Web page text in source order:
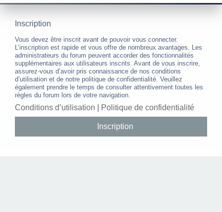
Inscription
Vous devez être inscrit avant de pouvoir vous connecter.
L’inscription est rapide et vous offre de nombreux avantages. Les
administrateurs du forum peuvent accorder des fonctionnalités
supplémentaires aux utilisateurs inscrits. Avant de vous inscrire,
assurez-vous d’avoir pris connaissance de nos conditions
d’utilisation et de notre politique de confidentialité. Veuillez
également prendre le temps de consulter attentivement toutes les
règles du forum lors de votre navigation.
Conditions d’utilisation Politique de confidentialité
Inscription